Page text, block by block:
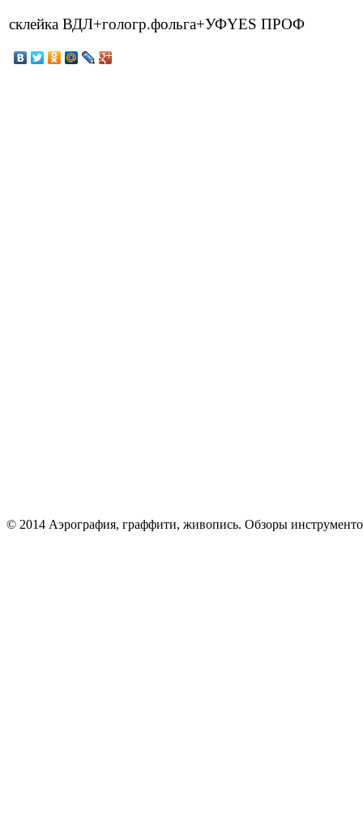
склейка ВДЛ+гологр.фольга+УФYES ПРОФ
© 2014 Аэрография, граффити, живопись. Обзоры